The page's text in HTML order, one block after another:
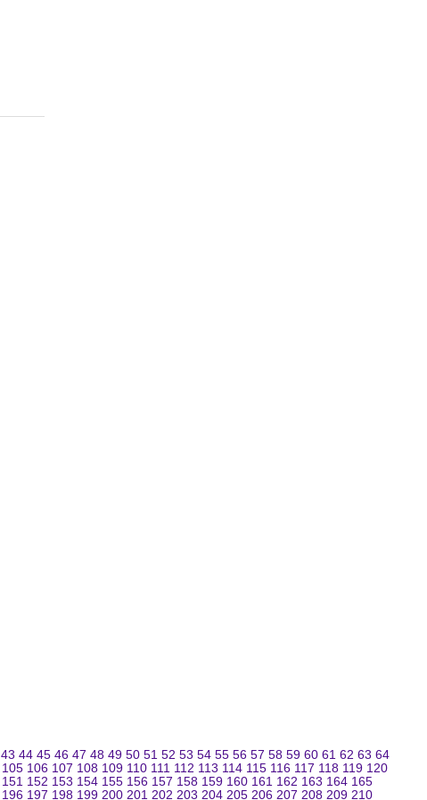
43 44 45 46 47 48 49 50 51 52 53 54 55 56 57 58 59 60 61 62 63 64
105 106 107 108 109 110 111 112 113 114 115 116 117 118 119 120
151 152 153 154 155 156 157 158 159 160 161 162 163 164 165
196 197 198 199 200 201 202 203 204 205 206 207 208 209 210